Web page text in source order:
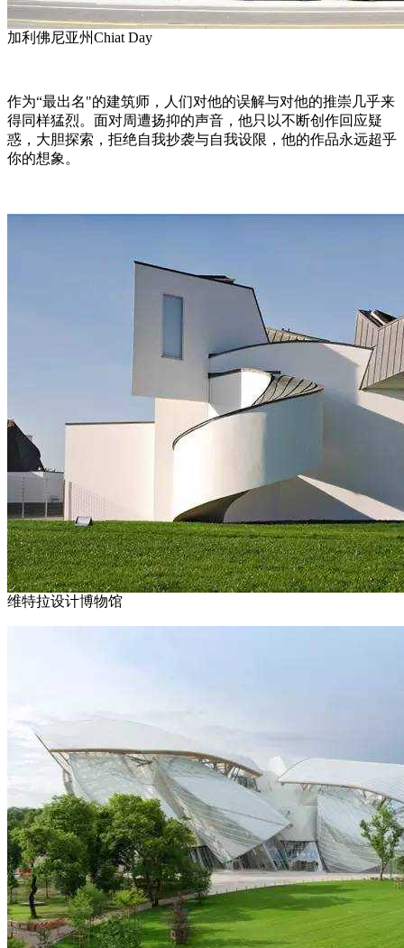
加利佛尼亚州Chiat Day
作为“最出名"的建筑师，人们对他的误解与对他的推崇几乎来
得同样猛烈。面对周遭扬抑的声音，他只以不断创作回应疑
惑，大胆探索，拒绝自我抄袭与自我设限，他的作品永远超乎
你的想象。
维特拉设计博物馆